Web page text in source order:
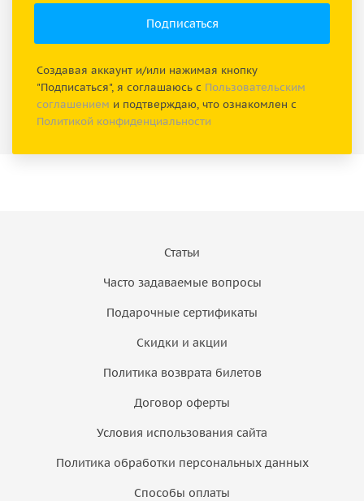
Создавая аккаунт и/или нажимая кнопку
"Подписаться", я соглашаюсь с Пользовательским
соглашением и подтверждаю, что ознакомлен с
Политикой конфиденциальности
Статьи
Часто задаваемые вопросы
Подарочные сертификаты
Скидки и акции
Политика возврата билетов
Договор оферты
Условия использования сайта
Политика обработки персональных данных
Способы оплаты